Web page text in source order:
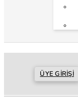
ÜYE GIRIŞI